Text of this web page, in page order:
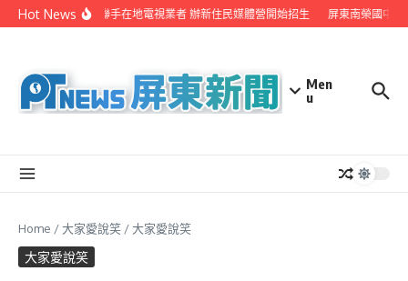
Skip to content
Hot News屏縣府聯手在地電視業者 辦新住民媒體營開始招生 屏東南榮國中
Men
u
Home /大家愛說笑 /大家愛說笑
大家愛說笑